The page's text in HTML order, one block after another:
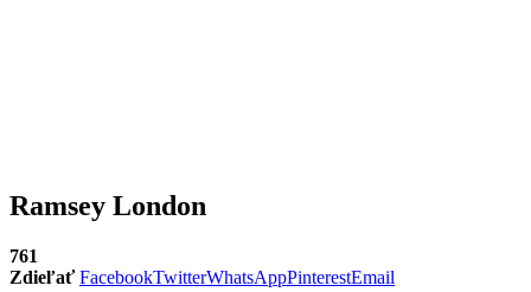
Ramsey London
761
Zdieľať FacebookTwitterWhatsAppPinterestEmail